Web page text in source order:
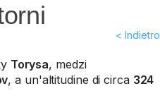
< Indietro
Torysa, medzi
, a un'altitudine di circa 324